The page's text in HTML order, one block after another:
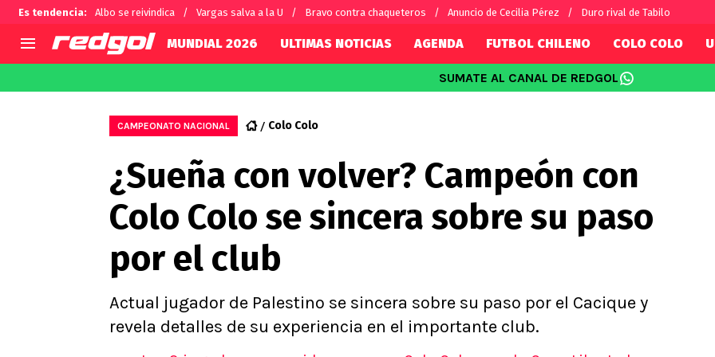
Es tendencia: Albo se reivindica Vargas salva a la U Bravo contra chaqueteros Anuncio de Cecilia Pérez Duro rival de Tabilo
Selección Chilena
U de Chile
U Católica
Campeonato Nacional
Primera B
Segunda División
Copa Chile
Supercopa Chile
Campeonato Femenino
Fútbol Internacional
Alexis Sánchez
Carlos Palacios
Chilenos por el mundo
Fútbol Argentino
Fútbol Brasileño
Conference
Ligue 1
Premier
Serie A
MUNDIAL 2026 ULTIMAS NOTICIAS AGENDA FUTBOL CHILENO COLO COLO
SUMATE AL CANAL DE REDGOL
CAMPEONATO NACIONAL Colo Colo
¿Sueña con volver? Campeón con
Colo Colo se sincera sobre su paso
por el club
Actual jugador de Palestino se sincera sobre su paso por el Cacique y
revela detalles de su experiencia en el importante club.